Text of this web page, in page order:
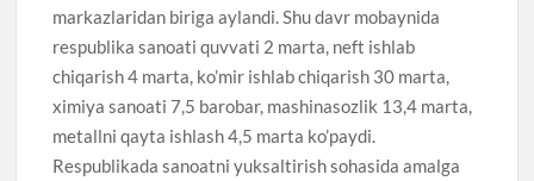
markazlaridan biriga aylandi. Shu davr mobaynida
respublika sanoati quvvati 2 marta, neft ishlab
chiqarish 4 marta, ko’mir ishlab chiqarish 30 marta,
ximiya sanoati 7,5 barobar, mashinasozlik 13,4 marta,
metallni qayta ishlash 4,5 marta ko’paydi.
Respublikada sanoatni yuksaltirish sohasida amalga